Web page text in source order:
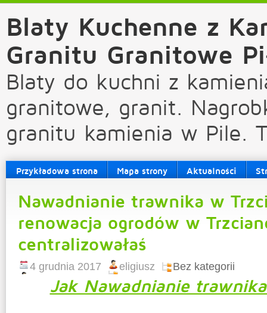
Blaty Kuchenne z
Granitu Granitowe
Blaty do kuchni z
granitowe, granit.
granitu kamienia w Pile.
Przykładowa strona Mapa strony Aktualności
Nawadnianie trawnika w
renowacja ogrodów w
centralizowałaś
4 grudnia 2017 eligiusz Bez kategorii
Jak Nawadnianie